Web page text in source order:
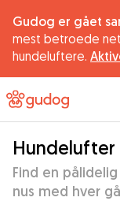
Gudog er gået
mest betroede
hundeluftere.
Find en
nus med hver